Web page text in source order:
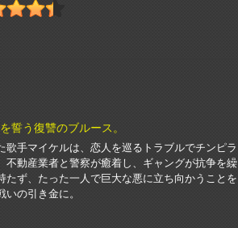
誓う復讐のブルース。
手マイケルは、恋人を巡るトラブルでチンピラ
動産業者と警察が癒着し、ギャングが抗争を繰
ず、たった一人で巨大な悪に立ち向かうことを
の引き金に。